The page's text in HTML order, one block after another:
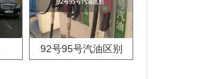
92号95号汽油区别